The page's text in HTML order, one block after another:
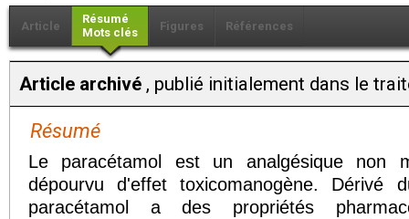
Article
Résumé
Mots clés
Figures Références
Article archivé , publié initialement dans le
Résumé
Le paracétamol est un analgésique non
dépourvu d'effet toxicomanogène. Dérivé
paracétamol a des propriétés